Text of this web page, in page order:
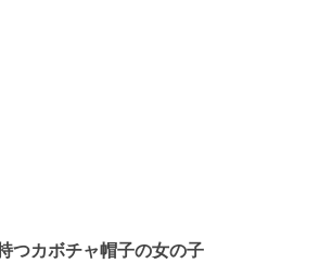
つカボチャ帽子の女の子